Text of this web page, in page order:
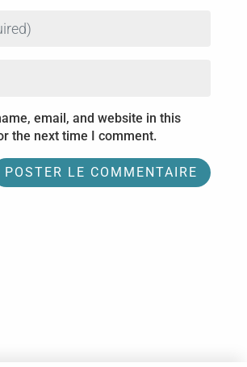
email, and website in this
the next time I comment.